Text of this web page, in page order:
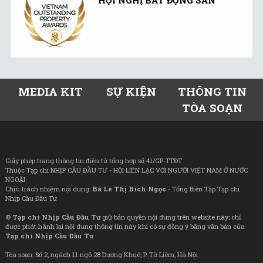
MEDIA KIT SỰ KIỆN
THÔNG TIN
TÒA SOẠN
Giấy phép trang thông tin điện tử tổng hợp số 41/GP-TTĐT
Thuộc Tạp chí NHỊP CẦU ĐẦU TƯ - HỘI LIÊN LẠC VỚI NGƯỜI VIỆT NAM Ở NƯỚC
NGOÀI
Chịu trách nhiệm nội dung: Bà Lê Thị Bích Ngọc - Tổng Biên Tập Tạp chí
Nhịp Cầu Đầu Tư
© Tạp chí Nhịp Cầu Đầu Tưgiữ bản quyền nội dung trên website này; chỉ
được phát hành lại nội dung thông tin này khi có sự đồng ý bằng văn bản của
Tạp chí Nhịp Cầu Đầu Tư
Tòa soạn: Số 2, ngách 11 ngõ 28 Dương Khuê, P. Từ Liêm, Hà Nội